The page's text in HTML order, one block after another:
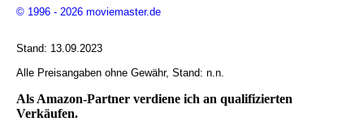
© 1996 - 2026 moviemaster.de
Stand: 13.09.2023
Alle Preisangaben ohne Gewähr, Stand: n.n.
Als Amazon-Partner verdiene ich an qualifizierten
Verkäufen.